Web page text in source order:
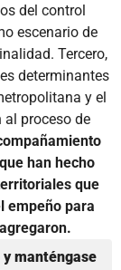
del control
escenario de
Tercero,
determinantes
y el
proceso de
han hecho
que
empeño para
manténgase